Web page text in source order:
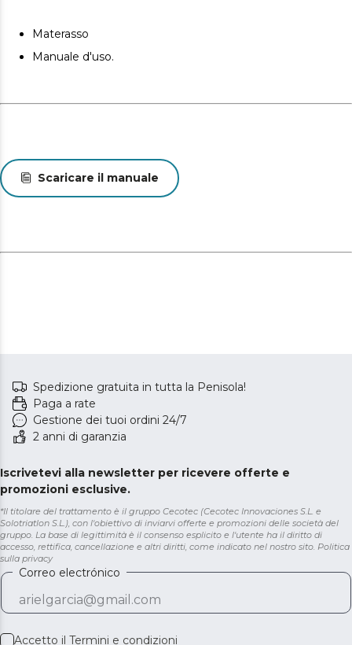
Materasso
Manuale d'uso.
Scaricare il manuale
Spedizione gratuita in tutta la Penisola!
Paga a rate
Gestione dei tuoi ordini 24/7
2 anni di garanzia
Iscrivetevi alla newsletter per ricevere offerte e
promozioni esclusive.
*Il titolare del trattamento è il gruppo Cecotec (Cecotec Innovaciones S.L. e
Solotriatlon S.L.), con l'obiettivo di inviarvi offerte e promozioni delle società del
gruppo. La base di legittimità è il consenso esplicito e l'utente ha il diritto di
accesso, rettifica, cancellazione e altri diritti, come indicato nel nostro sito. Politica
sulla privacy
Correo electrónico
Accetto il Termini e condizioni